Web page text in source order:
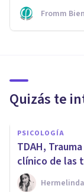
Fromm
Quizás te
PSICOLOGÍA
TDAH,
clínico de las